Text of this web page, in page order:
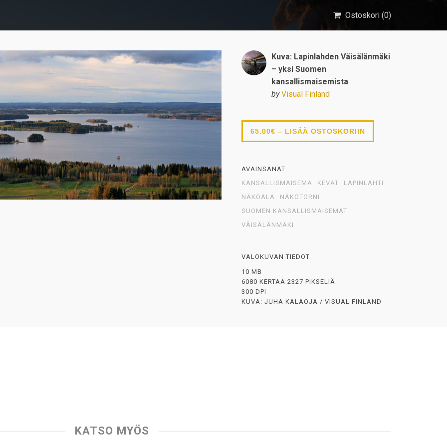
Ostoskori (0)
Kuva: Lapinlahden Väisälänmäki
– yksi Suomen
kansallismaisemista
by Visual Finland
65.00€ – LISÄÄ OSTOSKORIIN
AVAINSANAT
KANSALLISMAISEMA
KEVÄT
LAPINLAHTI
NÄKÖALA
NÄKÖTORNI
SUOMEN KANSALLISMAISEMAT
VÄISÄLÄNMÄKI
VALOKUVAN TIEDOT
10 MB
6080 KERTAA 2327 PIKSELIÄ
300 DPI
KUVA: JUHA KALAOJA / VISUAL FINLAND
KATSO MYÖS